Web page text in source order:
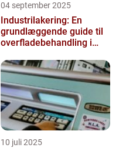
04 september 2025
Industrilakering: En
grundlæggende guide til
overfladebehandling i
10 juli 2025